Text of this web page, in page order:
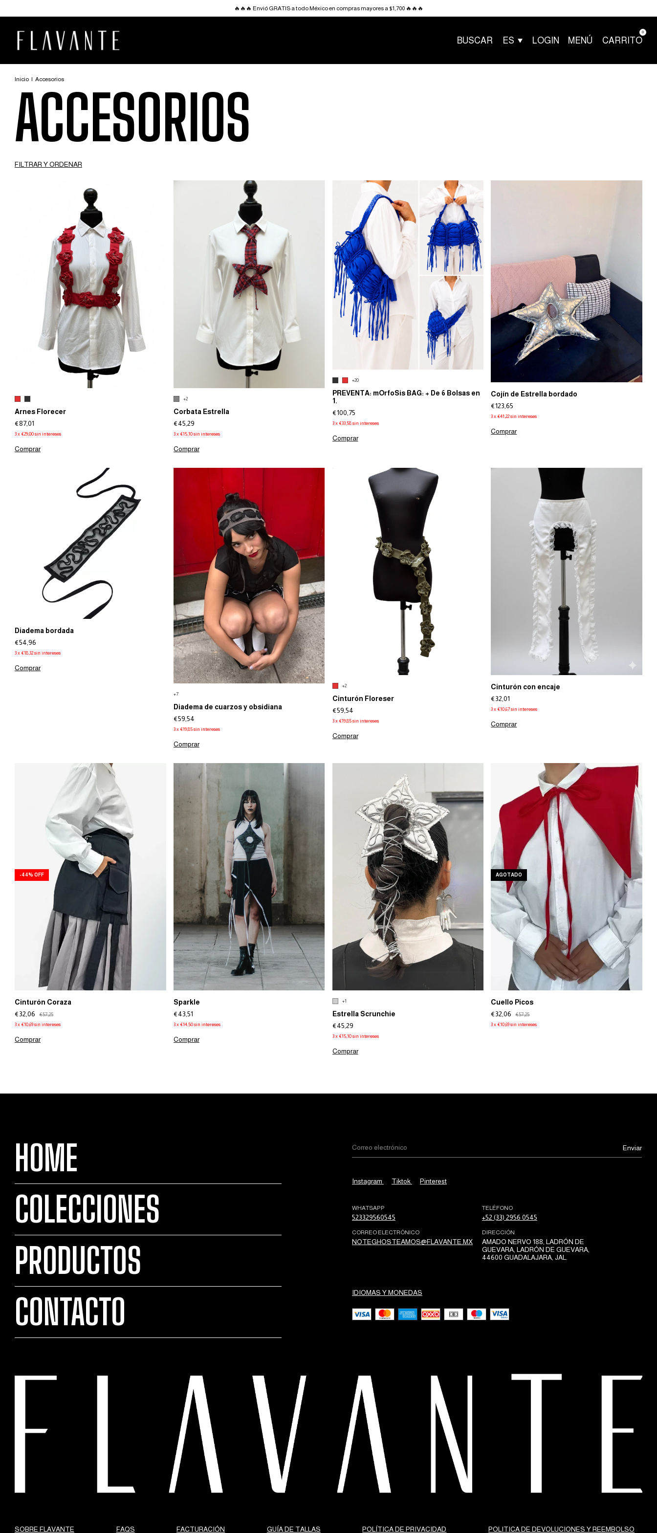
🔥🔥🔥 Envió GRATIS a todo México en compras mayores a $1,700 🔥🔥🔥
MENÚ
BUSCAR ES LOGIN CARRITO
0
Inicio | Accesorios
ACCESORIOS
FILTRAR Y ORDENAR
Arnes Florecer
€87,01
3x €29,00sin intereses
Comprar
+2
Corbata Estrella
€45,29
3 x €15,10 sin intereses
Comprar
+20
PREVENTA: mOrfoSis BAG: + De 6 Bolsas en
1.
€100,75
3 x €33,58 sin intereses
Comprar
Cojín de Estrella bordado
€123,65
3 x €41,22 sin intereses
Comprar
Diadema bordada
€54,96
3x €18,32sin intereses
Comprar
+7
Diadema de cuarzos y obsidiana
€59,54
3 x €19,85 sin intereses
Comprar
+2
Cinturón Floreser
€59,54
3 x €19,85 sin intereses
Comprar
Cinturón con encaje
€32,01
3 x €10,67 sin intereses
Comprar
-44% OFF
Cinturón Coraza
€32,06
€57,25
3x €10,69sin intereses
Comprar
Sparkle
€43,51
3 x €14,50 sin intereses
Comprar
+1
Estrella Scrunchie
€45,29
3 x €15,10 sin intereses
Comprar
AGOTADO
Cuello Picos
€32,06
€57,25
3 x €10,69 sin intereses
HOME
COLECCIONES
PRODUCTOS
CONTACTO
Instagram Tiktok Pinterest
WHATSAPP
523329560545
TELÉFONO
+52 (33) 2956 0545
CORREO ELECTRÓNICO
NOTEGHOSTEAMOS@FLAVANTE.MX
DIRECCIÓN
AMADO NERVO 188, LADRÓN DE
GUEVARA, LADRÓN DE GUEVARA,
44600 GUADALAJARA, JAL.
IDIOMAS Y MONEDAS
SOBRE FLAVANTE FAQS FACTURACIÓN GUÍA DE TALLAS POLÍTICA DE PRIVACIDAD POLITICA DE DEVOLUCIONES Y REEMBOLSO